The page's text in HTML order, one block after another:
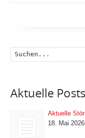
Aktuelle Posts
Aktuelle
18. Mai 2026